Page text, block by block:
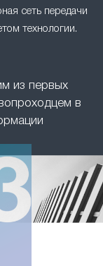
сеть передачи
технологии.
из первых
в